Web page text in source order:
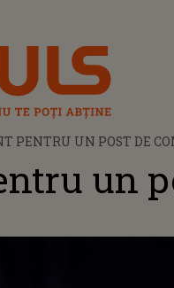
PENTRU UN POST DE
un